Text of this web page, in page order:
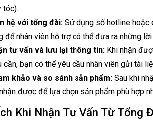
tóc).
hệ với tổng đài: Sử dụng số hotline hoặc
để nhân viên hỗ trợ có thể đưa ra những
tư vấn và lưu lại thông tin: Khi nhận
cần, bạn có thể yêu cầu nhân viên gửi tài
khảo và so sánh sản phẩm: Sau khi
được để lựa chọn sản phẩm phù hợp
Khi Nhận Tư Vấn Từ Tổng